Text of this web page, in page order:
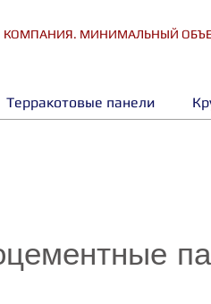
КОМПАНИЯ. МИНИМАЛЬНЫЙ
Терракотовые панели